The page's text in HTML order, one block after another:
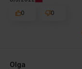
0
0
Olga